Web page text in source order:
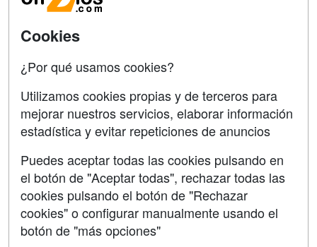
Contactar
Copyleft
Grupo formazion:
Cookies
¿Por qué usamos cookies?
Utilizamos cookies propias y de terceros para
mejorar nuestros servicios, elaborar información
estadística y evitar repeticiones de anuncios
Puedes aceptar todas las cookies pulsando en
el botón de "Aceptar todas", rechazar todas las
cookies pulsando el botón de "Rechazar
cookies" o configurar manualmente usando el
botón de "más opciones"